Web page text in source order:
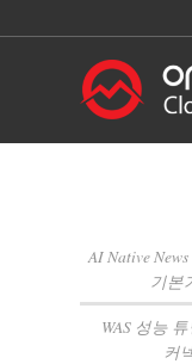
AI Native
기본
WAS 성능
커